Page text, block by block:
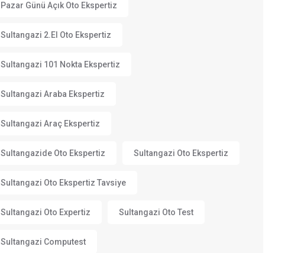
Pazar Günü Açık Oto Ekspertiz
Sultangazi 2.el Oto Ekspertiz
Sultangazi 101 Nokta Ekspertiz
Sultangazi Araba Ekspertiz
Sultangazi Araç Ekspertiz
Sultangazide Oto Ekspertiz Sultangazi Oto Ekspertiz
Sultangazi Oto Ekspertiz Tavsiye
Sultangazi Oto Expertiz Sultangazi Oto Test
Sultangazi Computest